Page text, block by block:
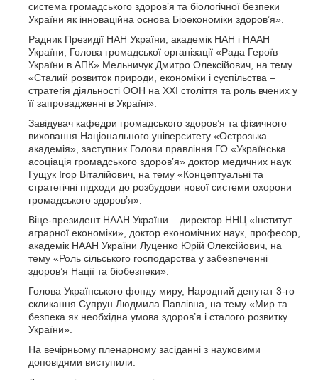
система громадського здоров’я та біологічної безпеки
України як інноваційна основа Біоекономіки здоров’я».
Радник Президії НАН України, академік НАН і НААН
України, Голова громадської організації «Рада Героїв
України в АПК» Мельничук Дмитро Олексійович, на тему
«Сталий розвиток природи, економіки і суспільства –
стратегія діяльності ООН на XXI століття та роль вчених у
її запровадженні в Україні».
Завідувач кафедри громадського здоров’я та фізичного
виховання Національного університету «Острозька
академія», заступник Голови правління ГО «Українська
асоціація громадського здоров’я» доктор медичних наук
Гущук Ігор Віталійович, на тему «Концептуальні та
стратегічні підходи до розбудови нової системи охорони
громадського здоров’я».
Віце-президент НААН України – директор ННЦ «Інститут
аграрної економіки», доктор економічних наук, професор,
академік НААН України Луценко Юрій Олексійович, на
тему «Роль сільського господарства у забезпеченні
здоров’я Нації та біобезпеки».
Голова Українського фонду миру, Народний депутат 3-го
скликання Супрун Людмила Павлівна, на тему «Мир та
безпека як необхідна умова здоров’я і сталого розвитку
України».
На вечірньому пленарному засіданні з науковими
доповідями виступили: